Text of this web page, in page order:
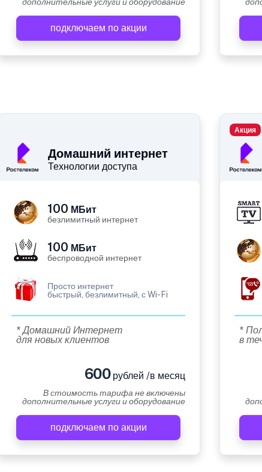
дополнительные услуги и оборудование
подключаем по акции
Домашний интернет
Технологии доступа
100 МБит
безлимитный интернет
100 МБит
беспроводной интернет
Просто интернет
быстрый, безлимитный, с Wi-Fi
* Домашний Интернет
для новых клиентов
600рублей /в месяц
В стоимость тарифа не включены
дополнительные услуги и оборудование
подключаем по акции
Акция
*
в